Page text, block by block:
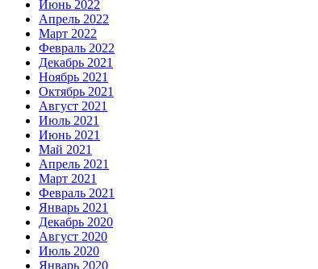
Июнь 2022
Апрель 2022
Март 2022
Февраль 2022
Декабрь 2021
Ноябрь 2021
Октябрь 2021
Август 2021
Июль 2021
Июнь 2021
Май 2021
Апрель 2021
Март 2021
Февраль 2021
Январь 2021
Декабрь 2020
Август 2020
Июль 2020
Январь 2020